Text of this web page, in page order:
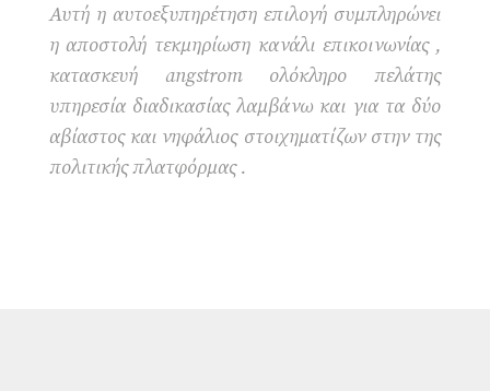
Αυτή η αυτοεξυπηρέτηση επιλογή συμπληρώνει
η αποστολή τεκμηρίωση κανάλι επικοινωνίας ,
κατασκευή angstrom ολόκληρο πελάτης
υπηρεσία διαδικασίας λαμβάνω και για τα δύο
αβίαστος και νηφάλιος στοιχηματίζων στην της
πολιτικής πλατφόρμας .